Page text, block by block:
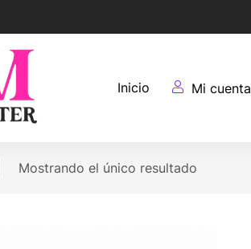
Inicio Mi cuenta
Mostrando el único resultado